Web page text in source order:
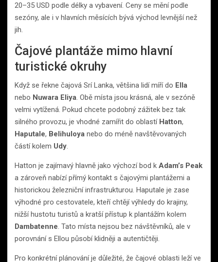
20–35 USD podle délky a vybavení. Ceny se mění podle
sezóny, ale i v hlavních měsících bývá východ levnější než
jih.
Čajové plantáže mimo hlavní
turistické okruhy
Když se řekne čajová Srí Lanka, většina lidí míří do Ella
nebo Nuwara Eliya. Obě místa jsou krásná, ale v sezóně
velmi vytížená. Pokud chcete podobný zážitek bez tak
silného provozu, je vhodné zamířit do oblastí Hatton,
Haputale, Belihuloya nebo do méně navštěvovaných
částí kolem Udy.
Hatton je zajímavý hlavně jako výchozí bod k Adam’s Peak
a zároveň nabízí přímý kontakt s čajovými plantážemi a
historickou železniční infrastrukturou. Haputale je zase
výhodné pro cestovatele, kteří chtějí výhledy do krajiny,
nižší hustotu turistů a kratší přístup k plantážím kolem
Dambatenne. Tato místa nejsou bez návštěvníků, ale v
porovnání s Ellou působí klidněji a autentičtěji.
Pro konkrétní plánování je důležité, že čajové oblasti leží ve